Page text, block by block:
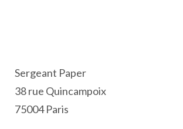
Sergeant Paper
38 rue Quincampoix
75004 Paris